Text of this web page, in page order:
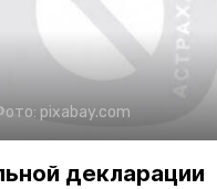
pixabay.com
декларации